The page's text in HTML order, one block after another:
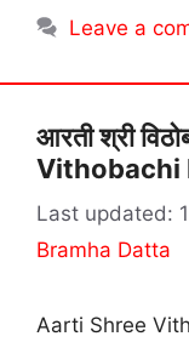
Leave a
आरती श्री
Vithobachi
Bramha Datta
Aarti Shree